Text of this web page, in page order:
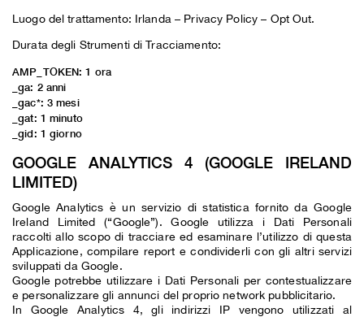
Luogo del trattamento: Irlanda – Privacy Policy – Opt Out.
Durata degli Strumenti di Tracciamento:
AMP_TOKEN: 1 ora
_ga: 2 anni
_gac*: 3 mesi
_gat: 1 minuto
_gid: 1 giorno
GOOGLE ANALYTICS 4 (GOOGLE IRELAND
LIMITED)
Google Analytics è un servizio di statistica fornito da Google
Ireland Limited (“Google”). Google utilizza i Dati Personali
raccolti allo scopo di tracciare ed esaminare l’utilizzo di questa
Applicazione, compilare report e condividerli con gli altri servizi
sviluppati da Google.
Google potrebbe utilizzare i Dati Personali per contestualizzare
e personalizzare gli annunci del proprio network pubblicitario.
In Google Analytics 4, gli indirizzi IP vengono utilizzati al